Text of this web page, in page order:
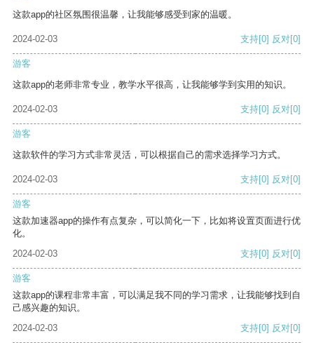
这款app的社区氛围很温馨，让我能够感受到家的温暖。
2024-02-03 支持[0] 反对[0]
游客
这款app的老师非常专业，教学水平很高，让我能够学到实用的知识。
2024-02-03 支持[0] 反对[0]
游客
这款软件的学习方式非常灵活，可以根据自己的需求选择学习方式。
2024-02-03 支持[0] 反对[0]
游客
这款加速器app的操作有点复杂，可以简化一下，比如将设置页面进行优
化。
2024-02-03
支持[0] 反对[0]
游客
这款app的课程非常丰富，可以满足我不同的学习需求，让我能够找到自
己感兴趣的知识。
2024-02-03
支持[0] 反对[0]